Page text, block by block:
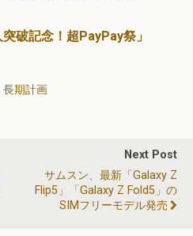
破記念！超PayPay祭」
長期計画
Next Post
サムスン、最新「Galaxy Z
Flip5」「Galaxy Z Fold5」の
SIMフリーモデル発売